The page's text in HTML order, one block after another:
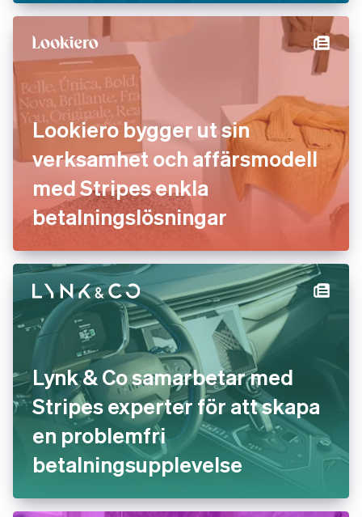
Lookiero bygger ut sin
verksamhet och affärsmodell
med Stripes enkla
betalningslösningar
Lynk & Co samarbetar med
Stripes experter för att skapa
en problemfri
betalningsupplevelse